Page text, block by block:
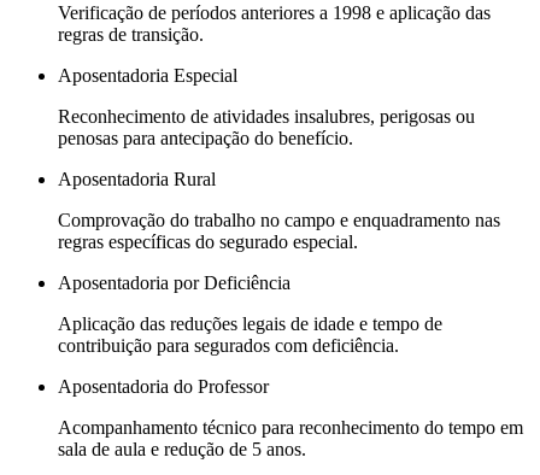
Verificação de períodos anteriores a 1998 e aplicação das
regras de transição.
Aposentadoria Especial
Reconhecimento de atividades insalubres, perigosas ou
penosas para antecipação do benefício.
Aposentadoria Rural
Comprovação do trabalho no campo e enquadramento nas
regras específicas do segurado especial.
Aposentadoria por Deficiência
Aplicação das reduções legais de idade e tempo de
contribuição para segurados com deficiência.
Aposentadoria do Professor
Acompanhamento técnico para reconhecimento do tempo em
sala de aula e redução de 5 anos.